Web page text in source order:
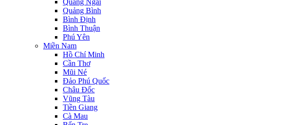
Quảng Ngãi
Quảng Bình
Bình Định
Bình Thuận
Phú Yên
Miền Nam
Hồ Chí Minh
Cần Thơ
Mũi Né
Đảo Phú Quốc
Châu Đốc
Vũng Tàu
Tiền Giang
Cà Mau